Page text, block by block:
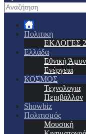
Πολιτικη
ΕΚΛΟΓΕΣ
Ελλάδα
Εθνική
Ενέργεια
ΚΟΣΜΟΣ
Τεχνολογια
Περιβάλλον
Showbiz
Πολιτισμός
Μουσική